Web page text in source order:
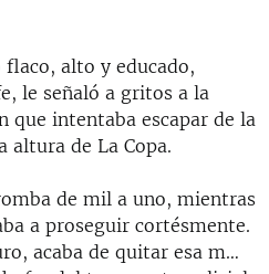
alto y educado,
le señaló a gritos a la
que intentaba escapar de la
altura de La Copa.
de mil a uno, mientras
a proseguir cortésmente.
acaba de quitar esa m…